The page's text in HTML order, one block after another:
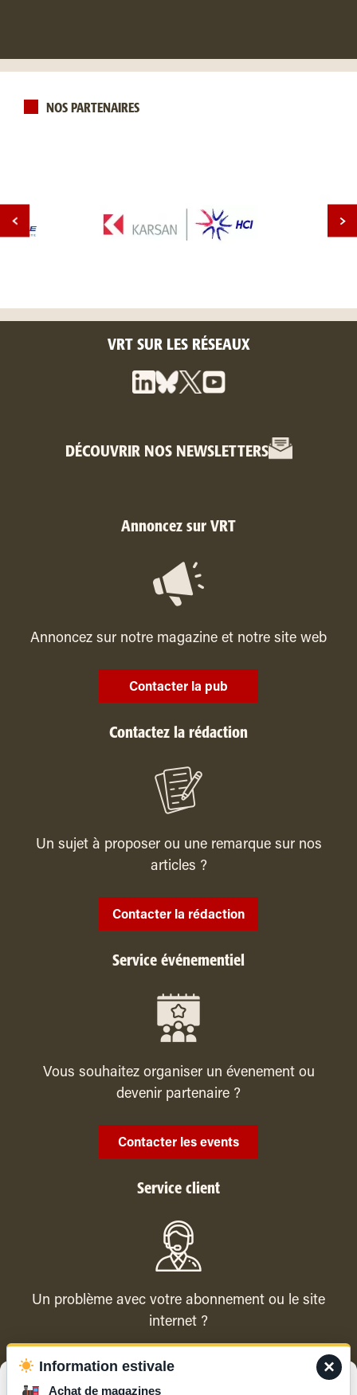
NOS PARTENAIRES
VRT SUR LES RÉSEAUX
DÉCOUVRIR NOS NEWSLETTERS
Annoncez sur VRT
Annoncez sur notre magazine et notre site web
Contacter la pub
Contactez la rédaction
Un sujet à proposer ou une remarque sur nos
articles ?
Contacter la rédaction
Service événementiel
Vous souhaitez organiser un évenement ou
devenir partenaire ?
Contacter les events
Service client
Un problème avec votre abonnement ou le site
internet ?
Contacter le service client ×
Information estivale
Achat de magazines